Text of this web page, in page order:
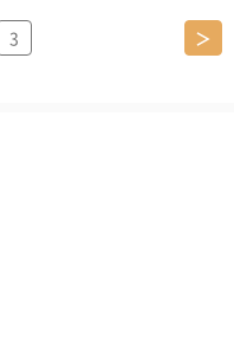
3 ＞